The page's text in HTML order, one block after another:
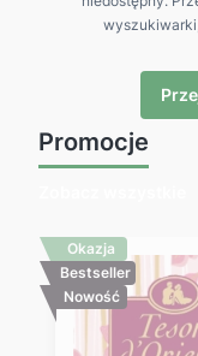
Promocje
Okazja
Bestseller
Nowość